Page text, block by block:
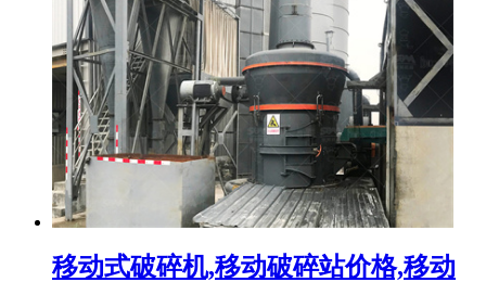
移动式破碎机,移动破碎站价格,移动